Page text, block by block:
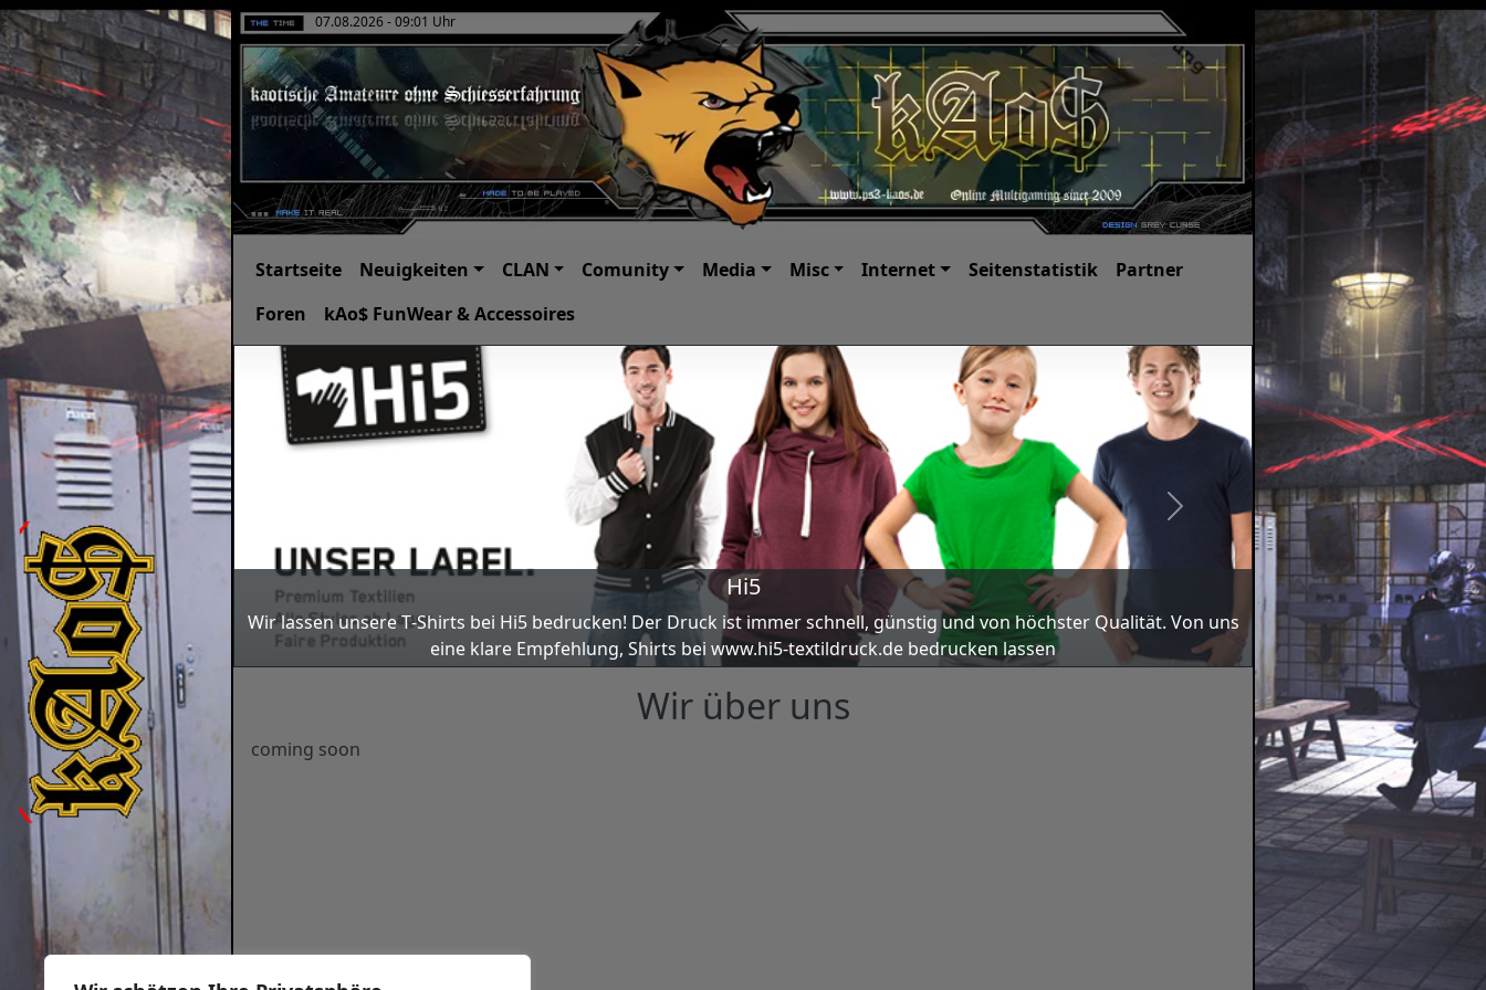
07.08.2026 - 09:01 Uhr
Startseite Neuigkeiten CLAN Comunity Media Misc Internet Seitenstatistik
Partner
Foren
kAo$ FunWear & Accessoires
Hi5
Wir las­sen unse­re T‑Shirts bei Hi5 bedru­cken! Der Druck ist immer schnell, güns­tig und von höchs­ter Qua­li­tät. Von uns
eine kla­re Emp­feh­lung, Shirts bei www.hi5-textildruck.de bedru­cken las­sen
Next
Wir über uns
coming soon